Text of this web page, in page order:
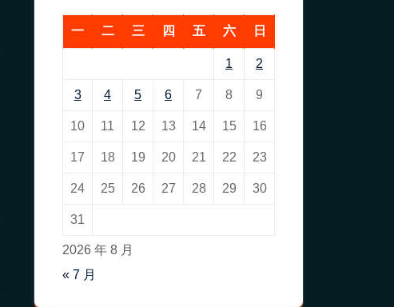
2026 年 8 月
一 二 三 四 五 六 日
1 2
3 4 5 6 7 8 9
10 11 12 13 14 15 16
17 18 19 20 21 22 23
24 25 26 27 28 29 30
31
« 7 月